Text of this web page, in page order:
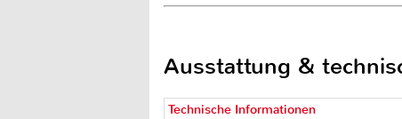
Ausstattung &
Technische Informationen